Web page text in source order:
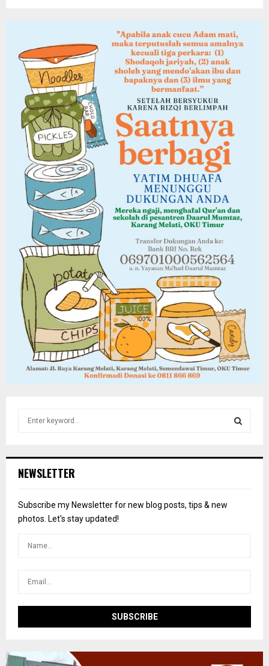
h
o
r
NEWSLETTER
Subscribe my Newsletter for new blog posts, tips & new
photos. Let's stay updated!